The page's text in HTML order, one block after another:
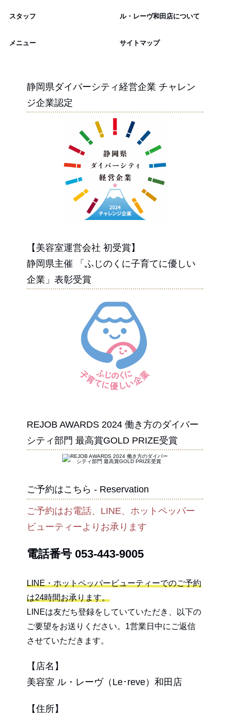
スタッフ ル・レーヴ和田店について
メニュー サイトマップ
静岡県ダイバーシティ経営企業 チャレン
ジ企業認定
【美容室運営会社 初受賞】
静岡県主催 「ふじのくに子育てに優しい
企業」表彰受賞
REJOB AWARDS 2024 働き方のダイバー
シティ部門 最高賞GOLD PRIZE受賞
ご予約はこちら - Reservation
ご予約はお電話、LINE、ホットペッパー
ビューティーよりお承ります
電話番号 053-443-9005
LINE・ホットペッパービューティーでのご予約
は24時間お承ります。
LINEは友だち登録をしていていただき、以下の
ご要望をお送りください。1営業日中にご返信
させていただきます。
【店名】
美容室 ル・レーヴ（Le･reve）和田店
【住所】